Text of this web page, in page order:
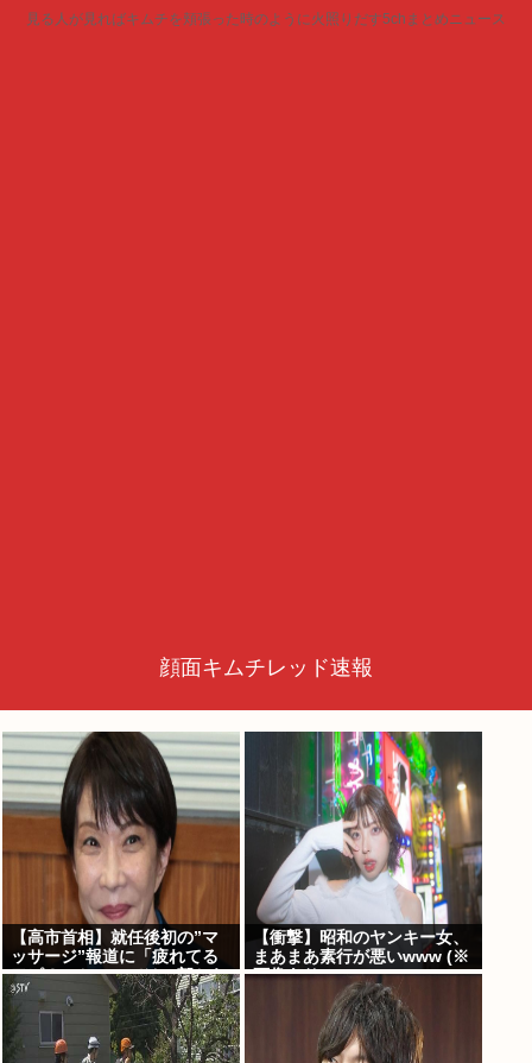
見る人が見ればキムチを頬張った時のように火照りだす5chまとめニュース
顔面キムチレッド速報
【高市首相】就任後初の”マ
ッサージ”報道に「疲れてる
アピ？」とSNSでは一部から
冷ややかな声…被災地視
察”PV動画”から続く不信
【衝撃】昭和のヤンキー女、
まあまあ素行が悪いwww (※
画像あり)